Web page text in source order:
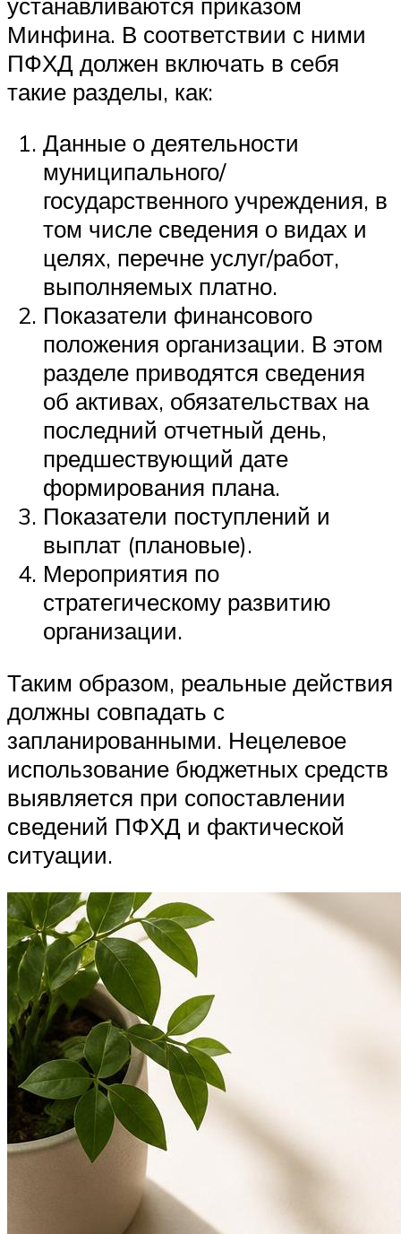
Минфина. В соответствии с ними
ПФХД должен включать в себя
такие разделы, как:
Данные о деятельности
муниципального/
государственного учреждения, в
том числе сведения о видах и
целях, перечне услуг/работ,
выполняемых платно.
Показатели финансового
положения организации. В этом
разделе приводятся сведения
об активах, обязательствах на
последний отчетный день,
предшествующий дате
формирования плана.
Показатели поступлений и
выплат (плановые).
Мероприятия по
стратегическому развитию
организации.
Таким образом, реальные действия
должны совпадать с
запланированными. Нецелевое
использование бюджетных средств
выявляется при сопоставлении
сведений ПФХД и фактической
ситуации.